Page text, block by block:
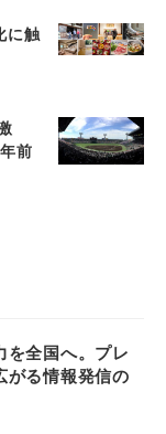
に触
前
を全国へ。プレ
がる情報発信の